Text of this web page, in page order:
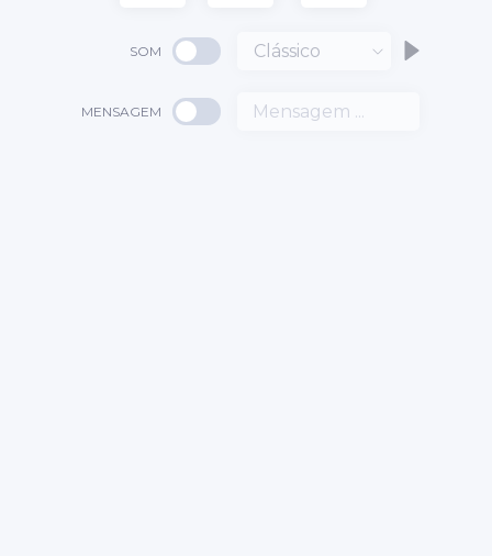
SOM Clássico
MENSAGEM